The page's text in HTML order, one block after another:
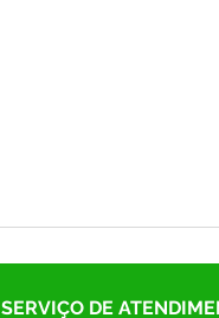
SERVIÇO DE